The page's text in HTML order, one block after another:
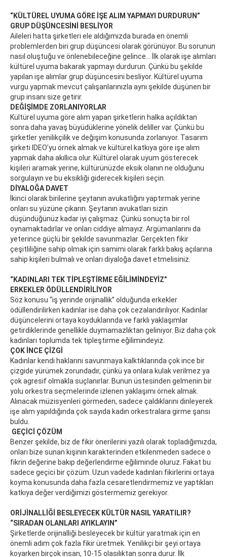
“KÜLTÜREL UYUMA GÖRE İŞE ALIM YAPMAYI DURDURUN”
GRUP DÜŞÜNCESİNİ BESLİYOR
Aileleri hatta şirketleri ele aldığımızda burada en önemli
problemlerden biri grup düşüncesi olarak görünüyor. Bu sorunun
nasıl oluştuğu ve önlenebileceğine gelince… İlk olarak işe alımları
kültürel uyuma bakarak yapmayı durdurun. Çünkü bu şekilde
yapılan işe alımlar grup düşüncesini besliyor. Kültürel uyuma
vurgu yapmak mevcut çalışanlarınızla aynı şekilde düşünen bir
grup insanı size getirir.
DEĞİŞİMDE ZORLANIYORLAR
Kültürel uyuma göre alım yapan şirketlerin halka açıldıktan
sonra daha yavaş büyüdüklerine yönelik deliller var. Çünkü bu
şirketler yenilikçilik ve değişim konusunda zorlanıyor. Tasarım
şirketi IDEO’yu örnek almak ve kültürel katkıya göre işe alım
yapmak daha akıllıca olur. Kültürel olarak uyum gösterecek
kişileri aramak yerine, kültürünüzde eksik olanın ne olduğunu
sorgulayın ve bu eksikliği giderecek kişileri seçin.
DİYALOĞA DAVET
İkinci olarak birilerine şeytanın avukatlığını yaptırmak yerine
onları su yüzüne çıkarın. Şeytanın avukatları sizin
düşündüğünüz kadar iyi çalışmaz. Çünkü sonuçta bir rol
oynamaktadırlar ve onları ciddiye almayız. Argümanlarını da
yeterince güçlü bir şekilde savunmazlar. Gerçekten fikir
çeşitliliğine sahip olmak için samimi olarak farklı bakış açılarına
sahip kişileri bulmalı ve onları diyaloğa davet etmelisiniz.
“KADINLARI TEK TİPLEŞTİRME EĞİLİMİNDEYİZ”
ERKEKLER ÖDÜLLENDİRİLİYOR
Söz konusu “iş yerinde orijinallik” olduğunda erkekler
ödüllendirilirken kadınlar ise daha çok cezalandırılıyor. Kadınlar
düşüncelerini ortaya koyduklarında ve farklı yaklaşımlar
getirdiklerinde genellikle duymamazlıktan geliniyor. Biz daha çok
kadınları toplumda tek tipleştirme eğilimindeyiz.
ÇOK İNCE ÇİZGİ
Kadınlar kendi haklarını savunmaya kalktıklarında çok ince bir
çizgide yürümek zorundadır, çünkü ya onlara kulak verilmez ya
çok agresif olmakla suçlanırlar. Bunun üstesinden gelmenin bir
yolu orkestra seçmelerinde izlenen yaklaşımı örnek almak.
Alınacak müzisyenleri görmeden, sadece çaldıklarını dinleyerek
işe alım yapıldığında çok sayıda kadın orkestralara girme şansı
buldu.
GEÇİCİ ÇÖZÜM
Benzer şekilde, biz de fikir önerilerini yazılı olarak topladığımızda,
onları bize sunan kişinin karakterinden etkilenmeden sadece o
fikrin değerine bakıp değerlendirme eğiliminde oluruz. Fakat bu
sadece geçici bir çözüm. Uzun vadede kadınları fikirlerini ortaya
koyma konusunda daha fazla cesaretlendirmemiz ve yaptıkları
katkıya değer verdiğimizi göstermemiz gerekiyor.
ORİJİNALLİĞİ BESLEYECEK KÜLTÜR NASIL YARATILIR?
“SIRADAN OLANLARI AYIKLAYIN”
Şirketlerde orijinalliği besleyecek bir kültür yaratmak için en
önemli adım çok fazla fikir üretmek. Yenilikçi bir şeyi ortaya
koyarken birçok insan, 10-15 olasılıktan sonra durur. İlk